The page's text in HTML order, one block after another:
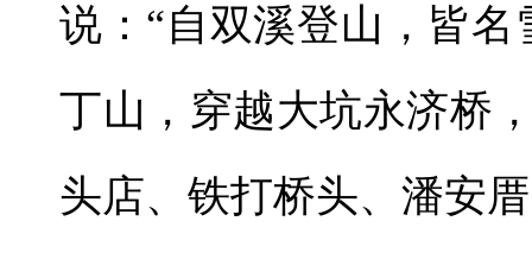
说：“自双溪登山，皆
丁山，穿越大坑永济桥
头店、铁打桥头、潘安